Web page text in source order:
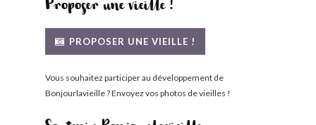
Proposer une vieille !
PROPOSER UNE VIEILLE !
Vous souhaitez participer au développement de
Bonjourlavieille ? Envoyez vos photos de vieilles !